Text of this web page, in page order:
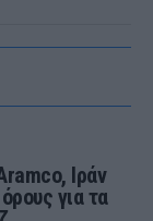
Ιράν
για τα